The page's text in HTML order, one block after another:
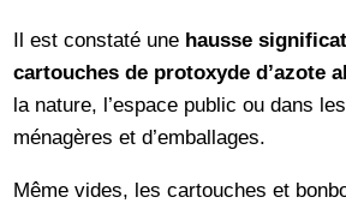
Il est constaté une hausse
cartouches de protoxyde d’azote
la nature, l’espace public ou dans
ménagères et d’emballages.
Même vides, les cartouches et